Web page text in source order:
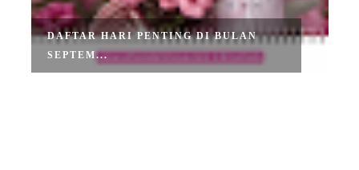
DAFTAR HARI PENTING DI BULAN
SEPTEM...